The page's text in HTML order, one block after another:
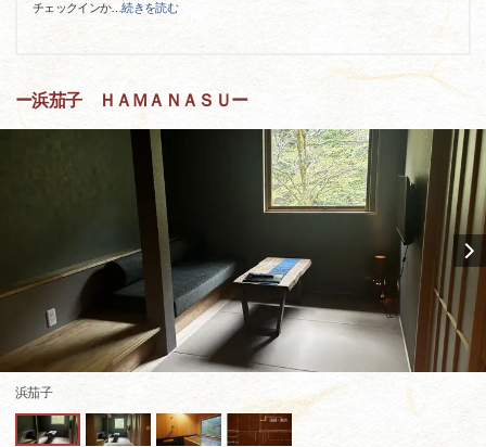
チェックインか…続きを読む
ー浜茄子 ＨＡＭＡＮＡＳＵー
浜茄子